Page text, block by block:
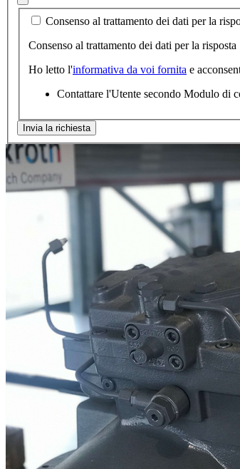
Consenso al trattamento dei dati per la
Consenso al trattamento dei dati per la risposta
Ho letto l'informativa da voi fornita e
Contattare l'Utente secondo Modulo di